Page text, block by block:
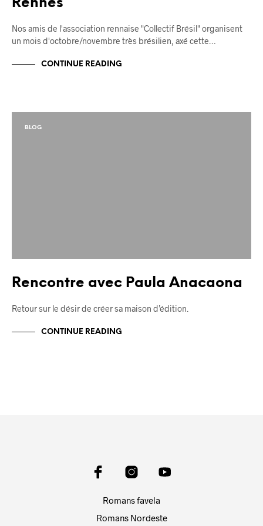
Rennes
Nos amis de l'association rennaise "Collectif Brésil" organisent
un mois d'octobre/novembre très brésilien, axé cette…
CONTINUE READING
BLOG
Rencontre avec Paula Anacaona
Retour sur le désir de créer sa maison d’édition.
CONTINUE READING
Romans favela
Romans Nordeste